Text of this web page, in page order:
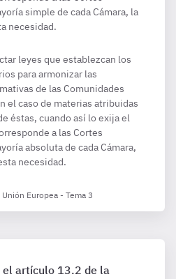
simple de cada Cámara, la
necesidad.
leyes que establezcan los
para armonizar las
de las Comunidades
el caso de materias atribuidas
éstas, cuando así lo exija el
a las Cortes
absoluta de cada Cámara,
necesidad.
Europea - Tema 3
el artículo 13.2 de la